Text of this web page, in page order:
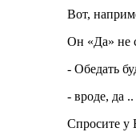
Вот, например, к
Он «Да» не
- Обедать
- вроде, да ..
Спросите у